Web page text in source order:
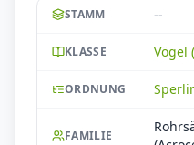
STAMM --
KLASSE Vögel
ORDNUNG
FAMILIE